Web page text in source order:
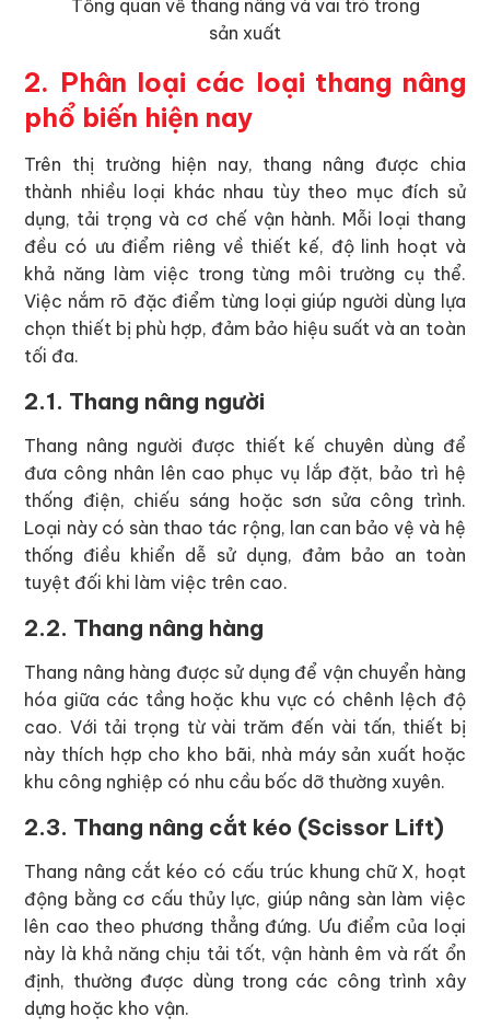
Tổng quan về thang nâng và vai trò trong
sản xuất
2. Phân loại các loại thang nâng
phổ biến hiện nay
Trên thị trường hiện nay, thang nâng được chia
thành nhiều loại khác nhau tùy theo mục đích sử
dụng, tải trọng và cơ chế vận hành. Mỗi loại thang
đều có ưu điểm riêng về thiết kế, độ linh hoạt và
khả năng làm việc trong từng môi trường cụ thể.
Việc nắm rõ đặc điểm từng loại giúp người dùng lựa
chọn thiết bị phù hợp, đảm bảo hiệu suất và an toàn
tối đa.
2.1. Thang nâng người
Thang nâng người được thiết kế chuyên dùng để
đưa công nhân lên cao phục vụ lắp đặt, bảo trì hệ
thống điện, chiếu sáng hoặc sơn sửa công trình.
Loại này có sàn thao tác rộng, lan can bảo vệ và hệ
thống điều khiển dễ sử dụng, đảm bảo an toàn
tuyệt đối khi làm việc trên cao.
2.2. Thang nâng hàng
Thang nâng hàng được sử dụng để vận chuyển hàng
hóa giữa các tầng hoặc khu vực có chênh lệch độ
cao. Với tải trọng từ vài trăm đến vài tấn, thiết bị
này thích hợp cho kho bãi, nhà máy sản xuất hoặc
khu công nghiệp có nhu cầu bốc dỡ thường xuyên.
2.3. Thang nâng cắt kéo (Scissor Lift)
Thang nâng cắt kéo có cấu trúc khung chữ X, hoạt
động bằng cơ cấu thủy lực, giúp nâng sàn làm việc
lên cao theo phương thẳng đứng. Ưu điểm của loại
này là khả năng chịu tải tốt, vận hành êm và rất ổn
định, thường được dùng trong các công trình xây
dựng hoặc kho vận.